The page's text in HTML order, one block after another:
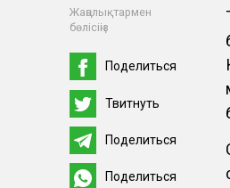
Жаңалықтармен
бөлісіңіз
Поделиться
Твитнуть
Поделиться
Поделиться